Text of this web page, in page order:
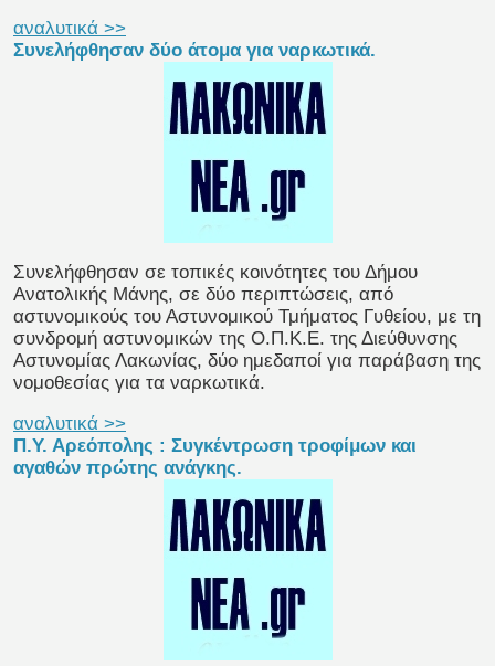
αναλυτικά >>
Συνελήφθησαν δύο άτομα για ναρκωτικά.
Συνελήφθησαν σε τοπικές κοινότητες του Δήμου
Ανατολικής Μάνης, σε δύο περιπτώσεις, από
αστυνομικούς του Αστυνομικού Τμήματος Γυθείου, με τη
συνδρομή αστυνομικών της Ο.Π.Κ.Ε. της Διεύθυνσης
Αστυνομίας Λακωνίας, δύο ημεδαποί για παράβαση της
νομοθεσίας για τα ναρκωτικά.
αναλυτικά >>
Π.Υ. Αρεόπολης : Συγκέντρωση τροφίμων και
αγαθών πρώτης ανάγκης.